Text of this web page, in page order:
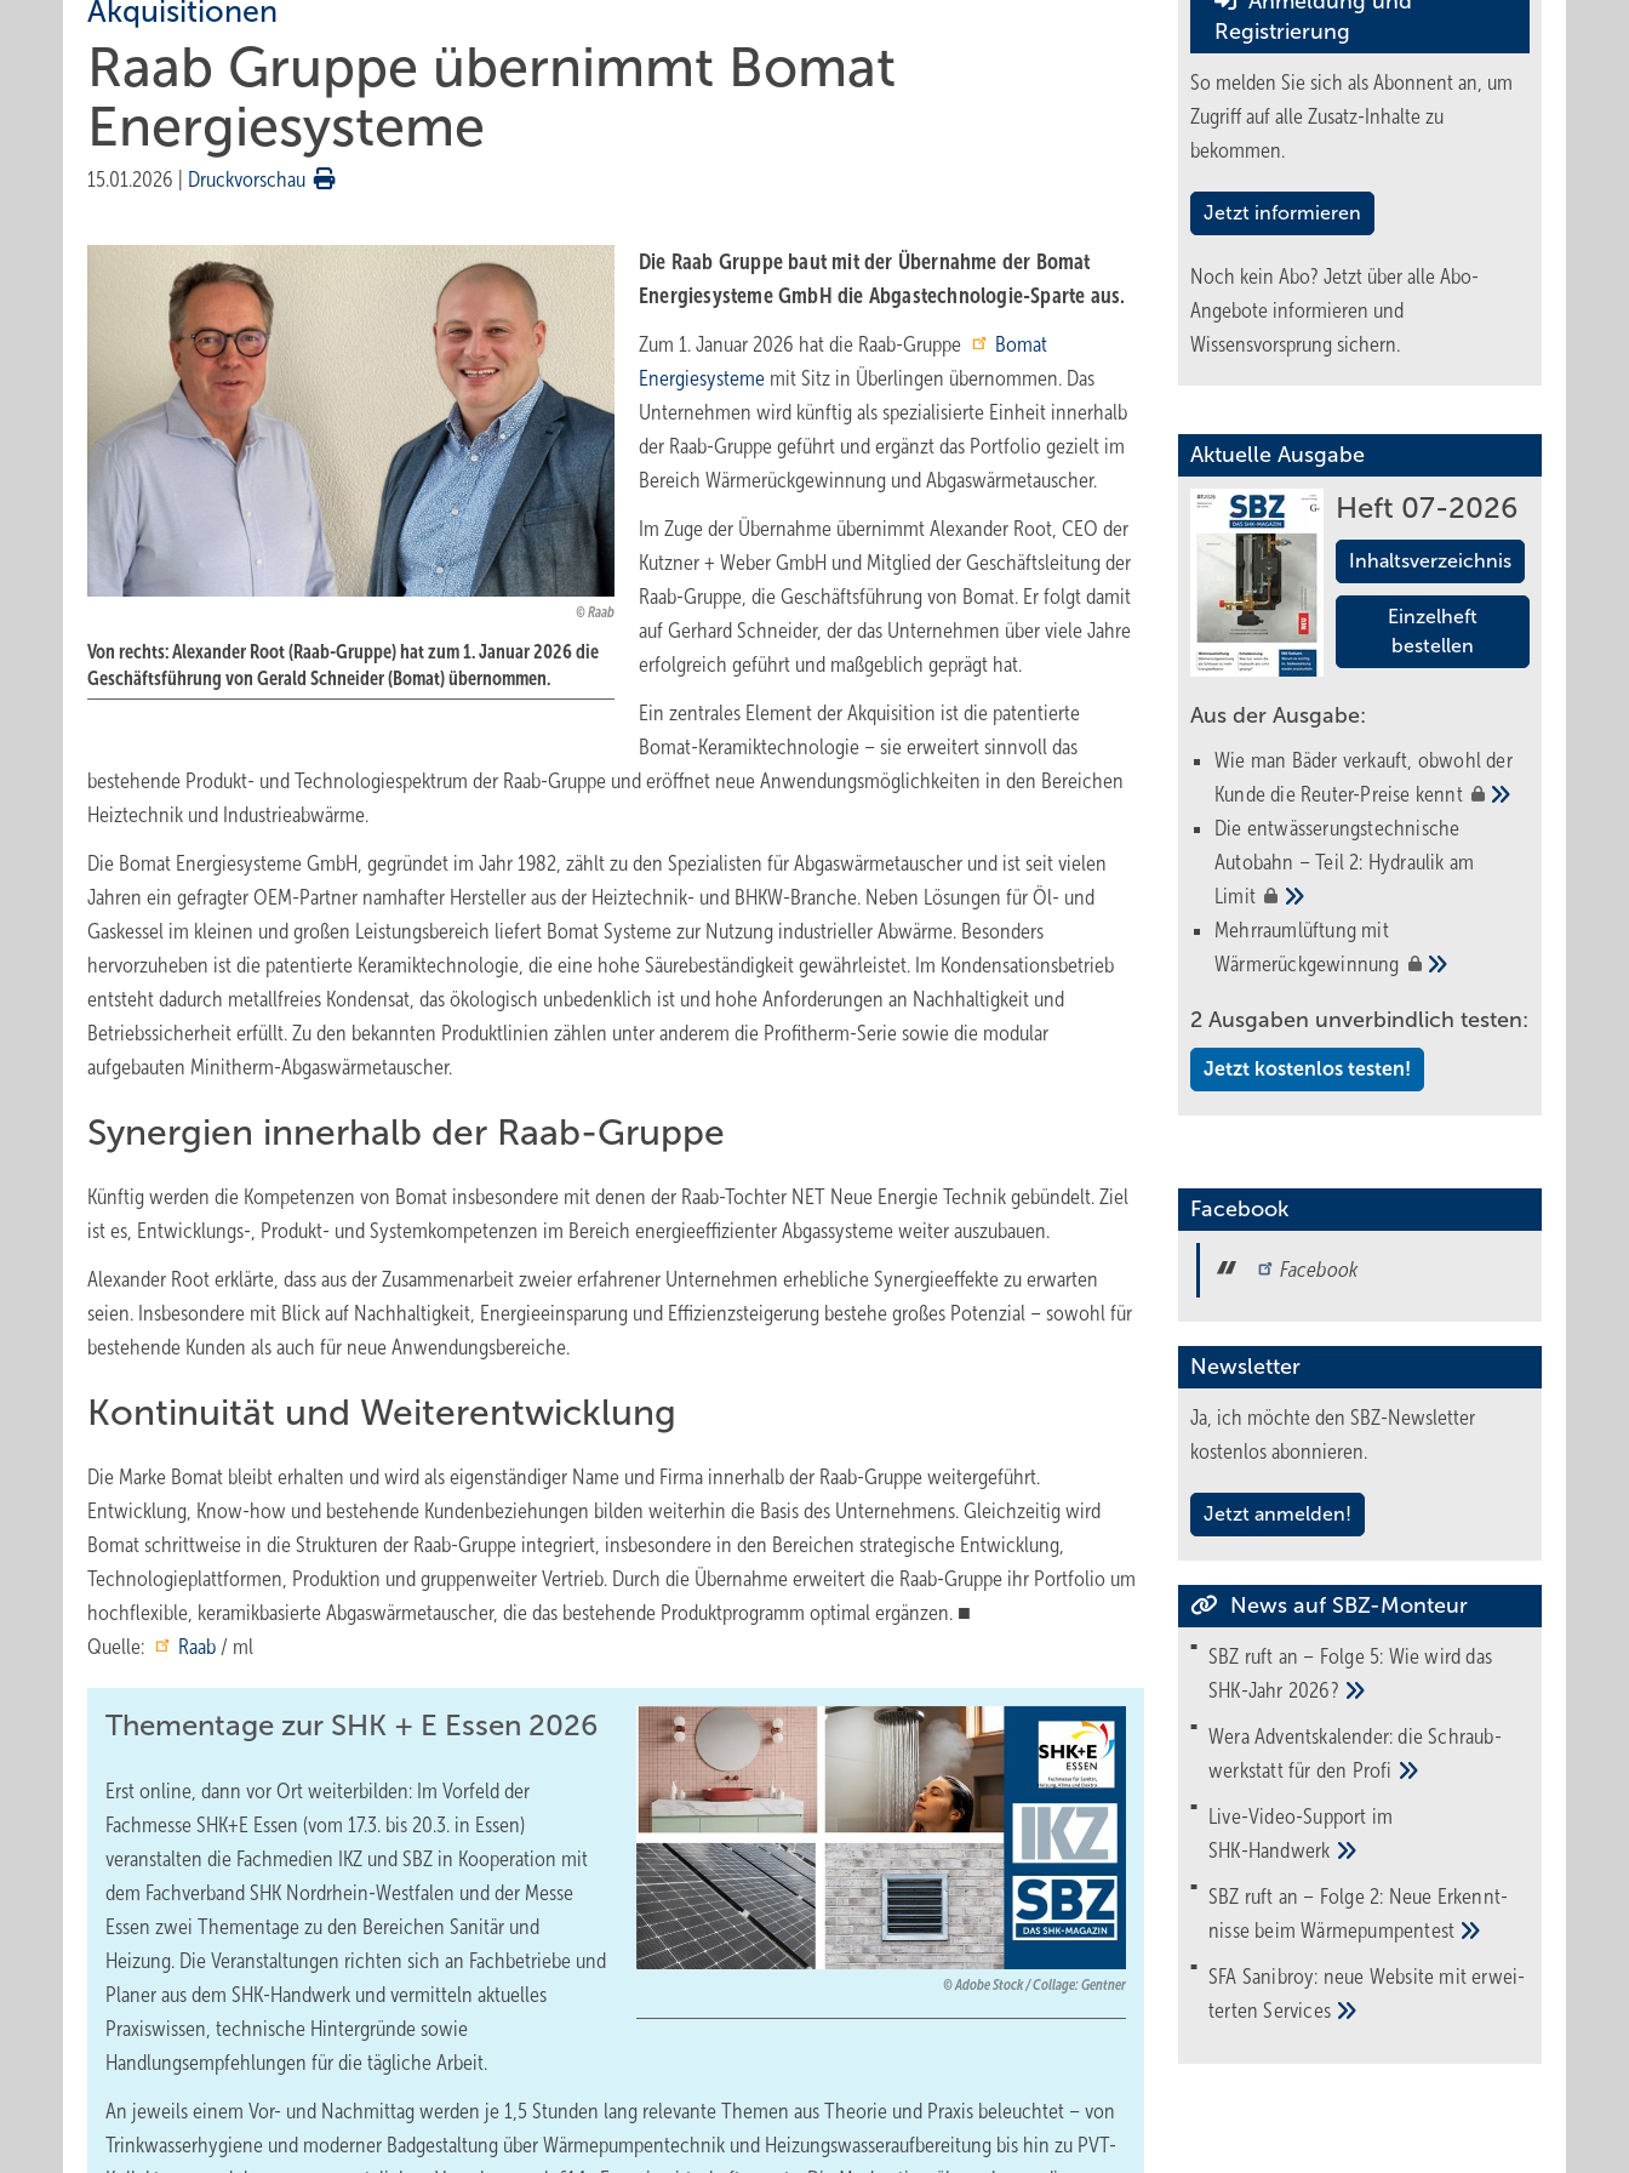
Akquisitionen
Raab Gruppe übernimmt Bomat
Energiesysteme
15.01.2026 Druckvorschau
Raab
Von rechts: Alexander Root (Raab-Gruppe) hat zum 1. Januar 2026 die
Geschäftsführung von Gerald Schneider (Bomat) übernommen.
Die Raab Gruppe baut mit der Über­nah­me der Bomat
Energiesysteme GmbH die Abgas­tech­no­logie-Sparte aus.
Zum 1. Januar 2026 hat die Raab-Gruppe
Bomat
Energiesysteme mit Sitz in Überlingen übernommen. Das
Unternehmen wird künftig als spezialisierte Einheit innerhalb
der Raab-Gruppe geführt und ergänzt das Portfolio gezielt im
Bereich Wärmerückgewinnung und Abgaswärmetauscher.
Im Zuge der Übernahme übernimmt Alexander Root, CEO der
Kutzner + Weber GmbH und Mitglied der Geschäftsleitung der
Raab-Gruppe, die Geschäftsführung von Bomat. Er folgt damit
auf Gerhard Schneider, der das Unternehmen über viele Jahre
erfolgreich geführt und maßgeblich geprägt hat.
Ein zentrales Element der Akquisition ist die patentierte
Bomat-Keramiktechnologie – sie erweitert sinnvoll das
bestehende Produkt- und Technologiespektrum der Raab-Gruppe und eröffnet neue Anwendungsmöglichkeiten in den Bereichen
Heiztechnik und Industrieabwärme.
Die Bomat Energiesysteme GmbH, gegründet im Jahr 1982, zählt zu den Spezialisten für Abgaswärmetauscher und ist seit vielen
Jahren ein gefragter OEM-Partner namhafter Hersteller aus der Heiztechnik- und BHKW-Branche. Neben Lösungen für Öl- und
Gaskessel im kleinen und großen Leistungsbereich liefert Bomat Systeme zur Nutzung industrieller Abwärme. Besonders
hervorzuheben ist die patentierte Keramiktechnologie, die eine hohe Säurebeständigkeit gewährleistet. Im Kondensationsbetrieb
entsteht dadurch metallfreies Kondensat, das ökologisch unbedenklich ist und hohe Anforderungen an Nachhaltigkeit und
Betriebssicherheit erfüllt. Zu den bekannten Produktlinien zählen unter anderem die Profitherm-Serie sowie die modular
aufgebauten Minitherm-Abgaswärmetauscher.
Synergien innerhalb der Raab-Gruppe
Künftig werden die Kompetenzen von Bomat insbesondere mit denen der Raab-Tochter NET Neue Energie Technik gebündelt. Ziel
ist es, Entwicklungs-, Produkt- und Systemkompetenzen im Bereich energieeffizienter Abgassysteme weiter auszubauen.
Alexander Root erklärte, dass aus der Zusammenarbeit zweier erfahrener Unternehmen erhebliche Synergieeffekte zu erwarten
seien. Insbesondere mit Blick auf Nachhaltigkeit, Energieeinsparung und Effizienzsteigerung bestehe großes Potenzial – sowohl für
bestehende Kunden als auch für neue Anwendungsbereiche.
Kontinuität und Weiterentwicklung
Die Marke Bomat bleibt erhalten und wird als eigenständiger Name und Firma innerhalb der Raab-Gruppe weitergeführt.
Entwicklung, Know-how und bestehende Kundenbeziehungen bilden weiterhin die Basis des Unternehmens. Gleichzeitig wird
Bomat schrittweise in die Strukturen der Raab-Gruppe integriert, insbesondere in den Bereichen strategische Entwicklung,
Technologieplattformen, Produktion und gruppenweiter Vertrieb. Durch die Übernahme erweitert die Raab-Gruppe ihr Portfolio um
hochflexible, keramikbasierte Abgaswärmetauscher, die das bestehende Produktprogramm optimal ergänzen. ■
Quelle:
Raab / ml
Adobe Stock / Collage: Gentner
Thementage zur SHK + E Essen 2026
Erst online, dann vor Ort weiterbilden: Im Vorfeld der
Fachmesse SHK+E Essen (vom 17.3. bis 20.3. in Essen)
veranstalten die Fachmedien IKZ und SBZ in Kooperation mit
dem Fachverband SHK Nordrhein-Westfalen und der Messe
Essen zwei Thementage zu den Bereichen Sanitär und
Heizung. Die Veranstaltungen richten sich an Fachbetriebe und
Planer aus dem SHK-Handwerk und vermitteln aktuelles
Praxiswissen, technische Hintergründe sowie
Handlungsempfehlungen für die tägliche Arbeit.
An jeweils einem Vor- und Nachmittag werden je 1,5 Stunden lang relevante Themen aus Theorie und Praxis beleuchtet – von
Trinkwasserhygiene und moderner Badgestaltung über Wärmepumpentechnik und Heizungswasseraufbereitung bis hin zu PVT-
Registrierung
So melden Sie sich als Abonnent an, um
Zugriff auf alle Zusatz-Inhalte zu
bekommen.
Jetzt informieren
Noch kein Abo? Jetzt über alle Abo-
Angebote informieren und
Wissensvorsprung sichern.
Aktuelle Ausgabe
Heft 07-2026
Inhaltsverzeichnis
Einzelheft
bestellen
Aus der Ausgabe:
Wie man Bäder verkauft, obwohl der
Kunde die Reuter-Preise kennt
Die entwässerungstechnische
Autobahn – Teil 2: Hydraulik am
Limit
Mehrraumlüftung mit
Wärmerückgewinnung
2 Ausgaben unverbindlich testen:
Jetzt kostenlos testen!
Facebook
Facebook
Newsletter
Ja, ich möchte den SBZ-Newsletter
kostenlos abonnieren.
Jetzt anmelden!
News auf SBZ-Monteur
SBZ ruft an – Folge 5: Wie wird das
SHK-Jahr 2026?
Wera Adventskalender: die Schraub­
werk­statt für den Pro­fi
Live-Video-Support im
SHK-Handwerk
SBZ ruft an – Folge 2: Neue Erkennt­
nisse beimWärme­pumpen­test
SFA Sanibroy: neue Web­site mit erwei­
tertenServices